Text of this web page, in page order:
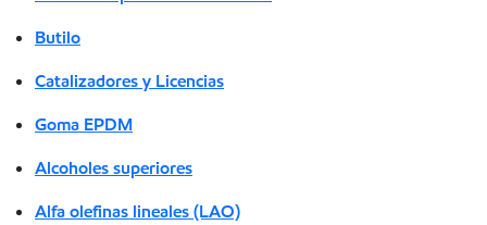
Butilo
Catalizadores y Licencias
Goma EPDM
Alcoholes superiores
Alfa olefinas lineales (LAO)